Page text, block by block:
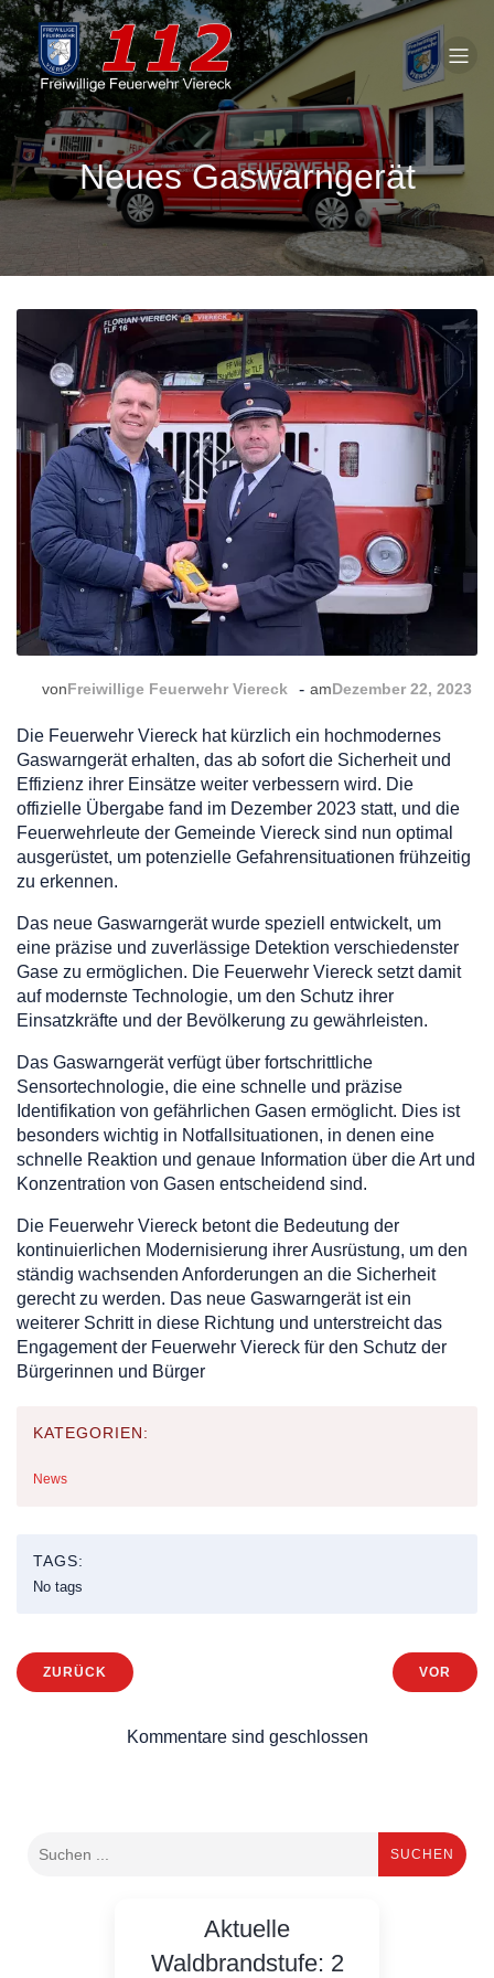
Neues Gaswarngerät
vonFreiwillige Feuerwehr Viereck - amDezember 22, 2023
Die Feuerwehr Viereck hat kürzlich ein hochmodernes
Gaswarngerät erhalten, das ab sofort die Sicherheit und
Effizienz ihrer Einsätze weiter verbessern wird. Die
offizielle Übergabe fand im Dezember 2023 statt, und die
Feuerwehrleute der Gemeinde Viereck sind nun optimal
ausgerüstet, um potenzielle Gefahrensituationen frühzeitig
zu erkennen.
Das neue Gaswarngerät wurde speziell entwickelt, um
eine präzise und zuverlässige Detektion verschiedenster
Gase zu ermöglichen. Die Feuerwehr Viereck setzt damit
auf modernste Technologie, um den Schutz ihrer
Einsatzkräfte und der Bevölkerung zu gewährleisten.
Das Gaswarngerät verfügt über fortschrittliche
Sensortechnologie, die eine schnelle und präzise
Identifikation von gefährlichen Gasen ermöglicht. Dies ist
besonders wichtig in Notfallsituationen, in denen eine
schnelle Reaktion und genaue Information über die Art und
Konzentration von Gasen entscheidend sind.
Die Feuerwehr Viereck betont die Bedeutung der
kontinuierlichen Modernisierung ihrer Ausrüstung, um den
ständig wachsenden Anforderungen an die Sicherheit
gerecht zu werden. Das neue Gaswarngerät ist ein
weiterer Schritt in diese Richtung und unterstreicht das
Engagement der Feuerwehr Viereck für den Schutz der
Bürgerinnen und Bürger
KATEGORIEN:
News
TAGS:
No tags
ZURÜCK VOR
Kommentare sind geschlossen
SUCHEN
Aktuelle
Waldbrandstufe: 2